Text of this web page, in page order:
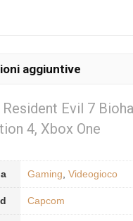
aggiuntive
Resident Evil 7
4, Xbox One
Gaming Videogioco
Capcom